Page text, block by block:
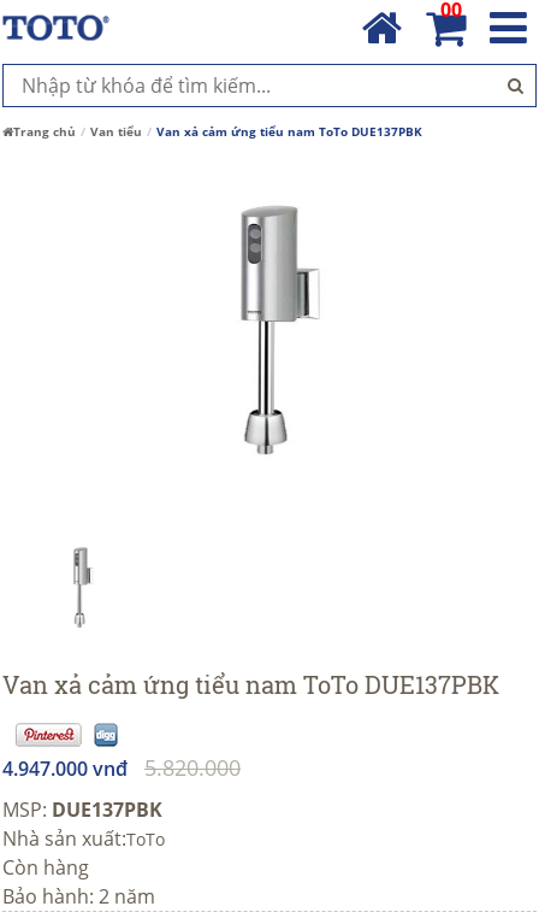
00
Trang chủ Van tiểu Van xả cảm ứng tiểu nam ToTo DUE137PBK
Van xả cảm ứng tiểu nam ToTo DUE137PBK
4.947.000 vnđ 5.820.000
MSP: DUE137PBK
Nhà sản xuất:ToTo
Còn hàng
Bảo hành: 2 năm